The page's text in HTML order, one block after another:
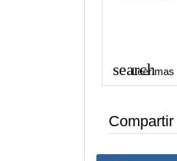
search
Leer mas
Compartir